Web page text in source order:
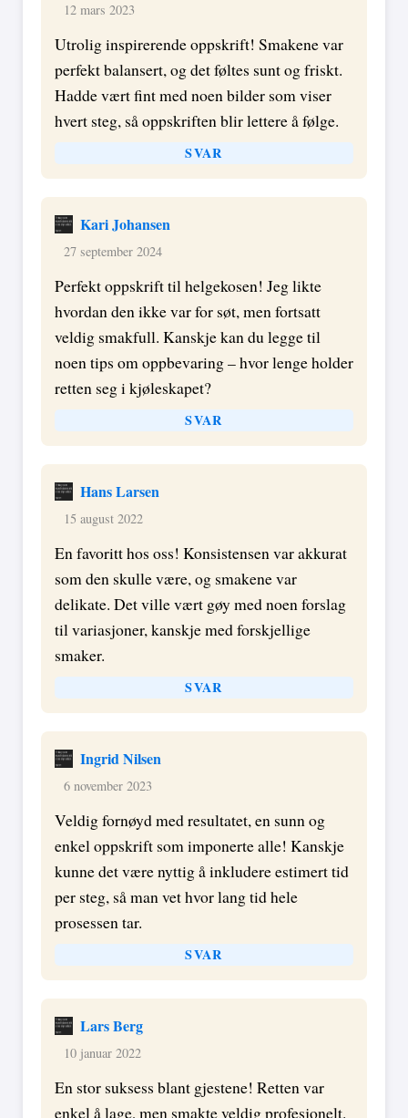
12 mars 2023
Utrolig inspirerende oppskrift! Smakene var
perfekt balansert, og det føltes sunt og friskt.
Hadde vært fint med noen bilder som viser
hvert steg, så oppskriften blir lettere å følge.
SVAR
Kari Johansen
27 september 2024
Perfekt oppskrift til helgekosen! Jeg likte
hvordan den ikke var for søt, men fortsatt
veldig smakfull. Kanskje kan du legge til
noen tips om oppbevaring – hvor lenge holder
retten seg i kjøleskapet?
SVAR
Hans Larsen
15 august 2022
En favoritt hos oss! Konsistensen var akkurat
som den skulle være, og smakene var
delikate. Det ville vært gøy med noen forslag
til variasjoner, kanskje med forskjellige
smaker.
SVAR
Ingrid Nilsen
6 november 2023
Veldig fornøyd med resultatet, en sunn og
enkel oppskrift som imponerte alle! Kanskje
kunne det være nyttig å inkludere estimert tid
per steg, så man vet hvor lang tid hele
prosessen tar.
SVAR
Lars Berg
10 januar 2022
En stor suksess blant gjestene! Retten var
enkel å lage, men smakte veldig profesjonelt.